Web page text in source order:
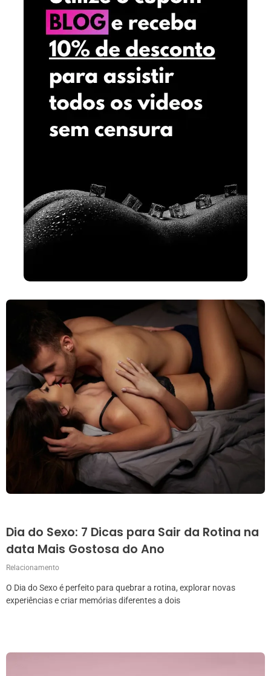
Dia do Sexo: 7 Dicas para Sair da Rotina na
data Mais Gostosa do Ano
Relacionamento
O Dia do Sexo é perfeito para quebrar a rotina, explorar novas
experiências e criar memórias diferentes a dois